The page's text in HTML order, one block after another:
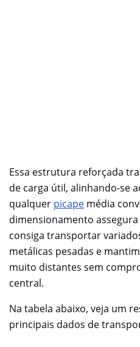
Essa estrutura reforçada
de carga útil, alinhando-se
qualquer picape média
dimensionamento
consiga transportar
metálicas pesadas e
muito distantes sem
central.
Na tabela abaixo, veja um
principais dados de